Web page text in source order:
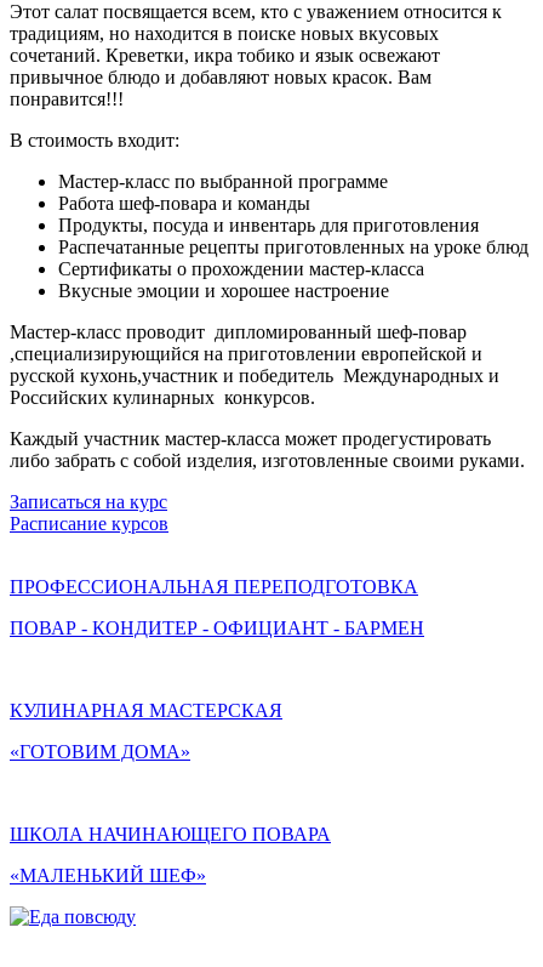
Этот салат посвящается всем, кто с уважением относится к
традициям, но находится в поиске новых вкусовых
сочетаний. Креветки, икра тобико и язык освежают
привычное блюдо и добавляют новых красок. Вам
понравится!!!
В стоимость входит:
Мастер-класс по выбранной программе
Работа шеф-повара и команды
Продукты, посуда и инвентарь для приготовления
Распечатанные рецепты приготовленных на уроке блюд
Сертификаты о прохождении мастер-класса
Вкусные эмоции и хорошее настроение
Мастер-класс проводит дипломированный шеф-повар
,специализирующийся на приготовлении европейской и
русской кухонь,участник и победитель Международных и
Российских кулинарных конкурсов.
Каждый участник мастер-класса может продегустировать
либо забрать с собой изделия, изготовленные своими руками.
Записаться на курс
Расписание курсов
ПРОФЕССИОНАЛЬНАЯ ПЕРЕПОДГОТОВКА
ПОВАР - КОНДИТЕР - ОФИЦИАНТ - БАРМЕН
КУЛИНАРНАЯ МАСТЕРСКАЯ
«ГОТОВИМ ДОМА»
ШКОЛА НАЧИНАЮЩЕГО ПОВАРА
«МАЛЕНЬКИЙ ШЕФ»